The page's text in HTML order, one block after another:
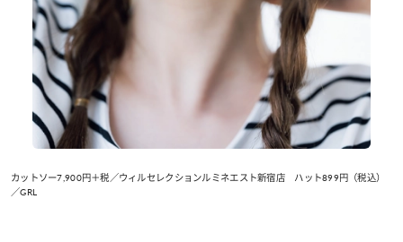
カットソー7,900円＋税／ウィルセレクションルミネエスト新宿店 ハット899円（税込）
／GRL